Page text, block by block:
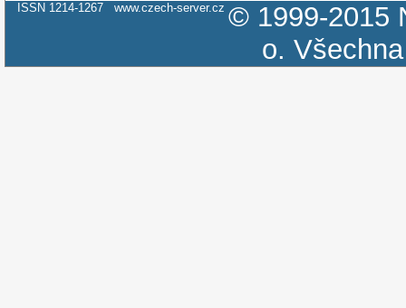
ISSN 1214-1267 www.czech-server.cz © 1999-2015
o.